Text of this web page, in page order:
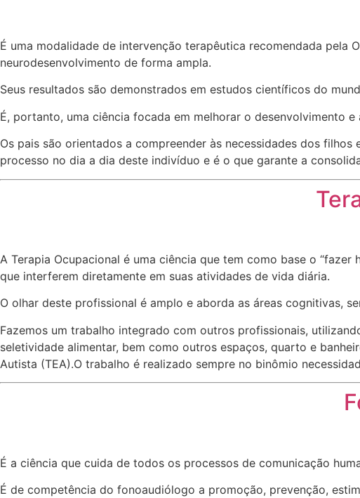
É uma modalidade de intervenção terapêutica recomendada pela
neurodesenvolvimento de forma ampla.
Seus resultados são demonstrados em estudos científicos do
É, portanto, uma ciência focada em melhorar o desenvolvimento
Os pais são orientados a compreender às necessidades dos
processo no dia a dia deste indivíduo e é o que garante a
A Terapia Ocupacional é uma ciência que tem como base o
que interferem diretamente em suas atividades de vida diária.
O olhar deste profissional é amplo e aborda as áreas cognitivas,
Fazemos um trabalho integrado com outros profissionais,
seletividade alimentar, bem como outros espaços, quarto e
Autista (TEA).O trabalho é realizado sempre no binômio
É a ciência que cuida de todos os processos de comunicação
É de competência do fonoaudiólogo a promoção, prevenção,